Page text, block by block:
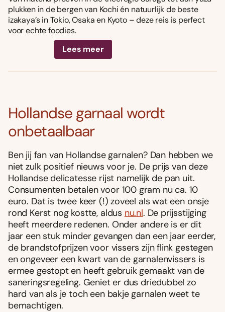
plukken in de bergen van Kochi én natuurlijk de beste
izakaya’s in Tokio, Osaka en Kyoto – deze reis is perfect
voor echte foodies.
Lees meer
Hollandse garnaal wordt
onbetaalbaar
Ben jij fan van Hollandse garnalen? Dan hebben we
niet zulk positief nieuws voor je. De prijs van deze
Hollandse delicatesse rijst namelijk de pan uit.
Consumenten betalen voor 100 gram nu ca. 10
euro. Dat is twee keer (!) zoveel als wat een onsje
rond Kerst nog kostte, aldus nu.nl. De prijsstijging
heeft meerdere redenen. Onder andere is er dit
jaar een stuk minder gevangen dan een jaar eerder,
de brandstofprijzen voor vissers zijn flink gestegen
en ongeveer een kwart van de garnalenvissers is
ermee gestopt en heeft gebruik gemaakt van de
saneringsregeling. Geniet er dus driedubbel zo
hard van als je toch een bakje garnalen weet te
bemachtigen.